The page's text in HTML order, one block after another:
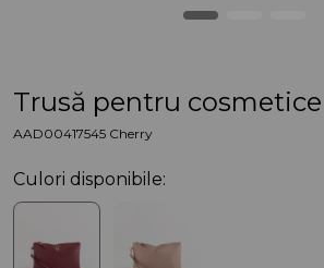
Trusă pentru cosmetice
AAD00417545 Cherry
Culori disponibile: